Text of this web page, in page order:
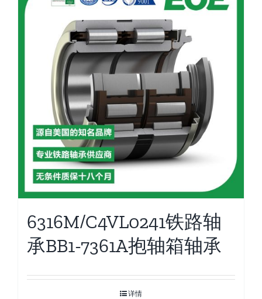
6316M/C4VL0241铁路轴
承BB1-7361A抱轴箱轴承
详情